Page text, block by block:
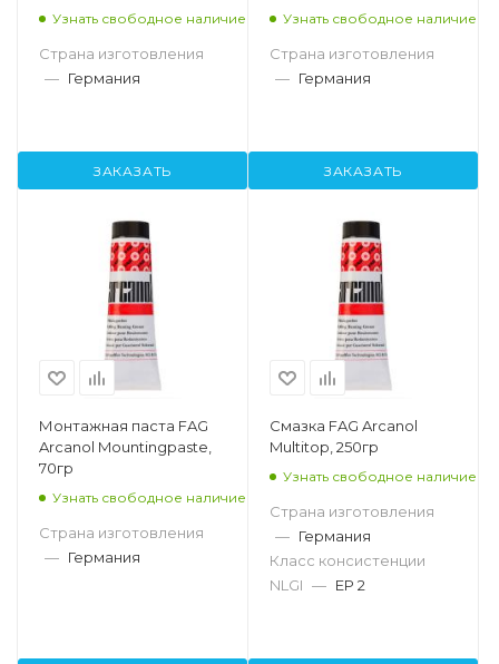
Узнать свободное наличие
Страна изготовления
— Германия
ЗАКАЗАТЬ
Узнать свободное наличие
Страна изготовления
— Германия
ЗАКАЗАТЬ
Монтажная паста FAG
Arcanol Mountingpaste,
70гр
Узнать свободное наличие
Страна изготовления
— Германия
Смазка FAG Arcanol
Multitop, 250гр
Узнать свободное наличие
Страна изготовления
— Германия
Класс консистенции
NLGI — EP 2